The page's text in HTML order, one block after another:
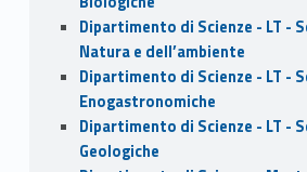
Dipartimento di Scienze - LT -
Natura e dell’ambiente
Dipartimento di Scienze - LT -
Enogastronomiche
Dipartimento di Scienze - LT -
Geologiche